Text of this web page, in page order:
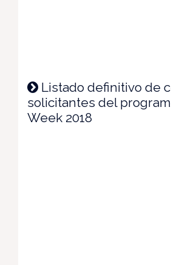
Listado definitivo de
solicitantes del
Week 2018